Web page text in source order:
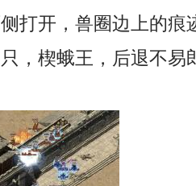
打开，兽圈边上的痕
，楔蛾王，后退不易